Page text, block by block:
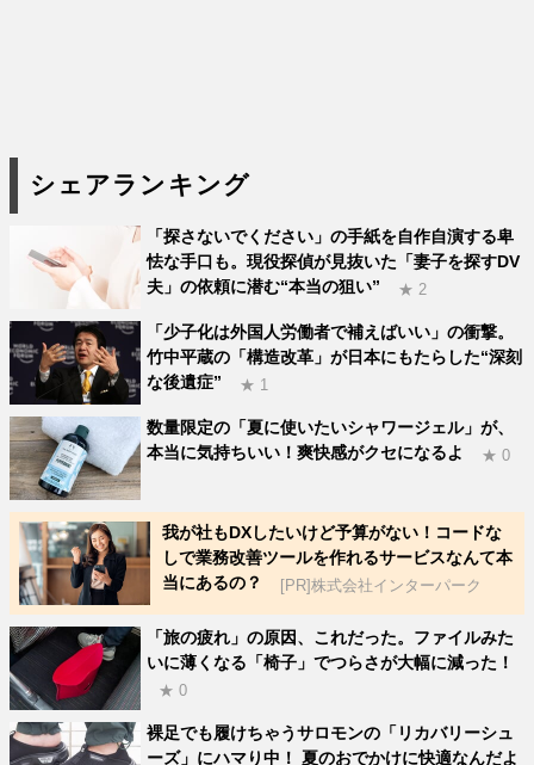
シェアランキング
「探さないでください」の手紙を自作自演する卑
怯な手口も。現役探偵が見抜いた「妻子を探すDV
夫」の依頼に潜む“本当の狙い”
★ 2
「少子化は外国人労働者で補えばいい」の衝撃。
竹中平蔵の「構造改革」が日本にもたらした“深刻
な後遺症”
★ 1
数量限定の「夏に使いたいシャワージェル」が、
本当に気持ちいい！爽快感がクセになるよ
★ 0
我が社もDXしたいけど予算がない！コードな
しで業務改善ツールを作れるサービスなんて本
当にあるの？
[PR]株式会社インターパーク
「旅の疲れ」の原因、これだった。ファイルみた
いに薄くなる「椅子」でつらさが大幅に減った！
★ 0
裸足でも履けちゃうサロモンの「リカバリーシュ
ーズ」にハマり中！ 夏のおでかけに快適なんだよ